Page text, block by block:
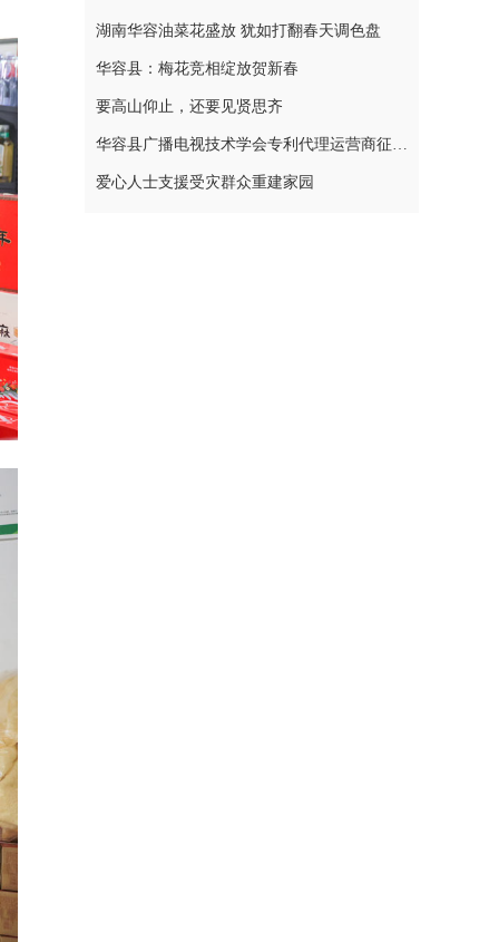
湖南华容油菜花盛放 犹如打翻春天调色盘
华容县：梅花竞相绽放贺新春
要高山仰止，还要见贤思齐
华容县广播电视技术学会专利代理运营商征集公告
爱心人士支援受灾群众重建家园